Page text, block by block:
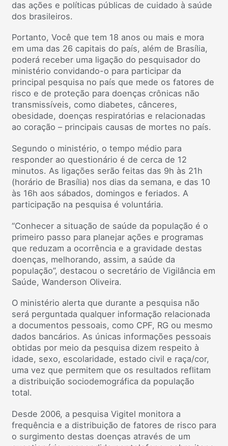
das ações e políticas públicas de cuidado à saúde
dos brasileiros.
Portanto, Você que tem 18 anos ou mais e mora
em uma das 26 capitais do país, além de Brasília,
poderá receber uma ligação do pesquisador do
ministério convidando-o para participar da
principal pesquisa no país que mede os fatores de
risco e de proteção para doenças crônicas não
transmissíveis, como diabetes, cânceres,
obesidade, doenças respiratórias e relacionadas
ao coração – principais causas de mortes no país.
Segundo o ministério, o tempo médio para
responder ao questionário é de cerca de 12
minutos. As ligações serão feitas das 9h às 21h
(horário de Brasília) nos dias da semana, e das 10
às 16h aos sábados, domingos e feriados. A
participação na pesquisa é voluntária.
“Conhecer a situação de saúde da população é o
primeiro passo para planejar ações e programas
que reduzam a ocorrência e a gravidade destas
doenças, melhorando, assim, a saúde da
população”, destacou o secretário de Vigilância em
Saúde, Wanderson Oliveira.
O ministério alerta que durante a pesquisa não
será perguntada qualquer informação relacionada
a documentos pessoais, como CPF, RG ou mesmo
dados bancários. As únicas informações pessoais
obtidas por meio da pesquisa dizem respeito à
idade, sexo, escolaridade, estado civil e raça/cor,
uma vez que permitem que os resultados reflitam
a distribuição sociodemográfica da população
total.
Desde 2006, a pesquisa Vigitel monitora a
frequência e a distribuição de fatores de risco para
o surgimento destas doenças através de um